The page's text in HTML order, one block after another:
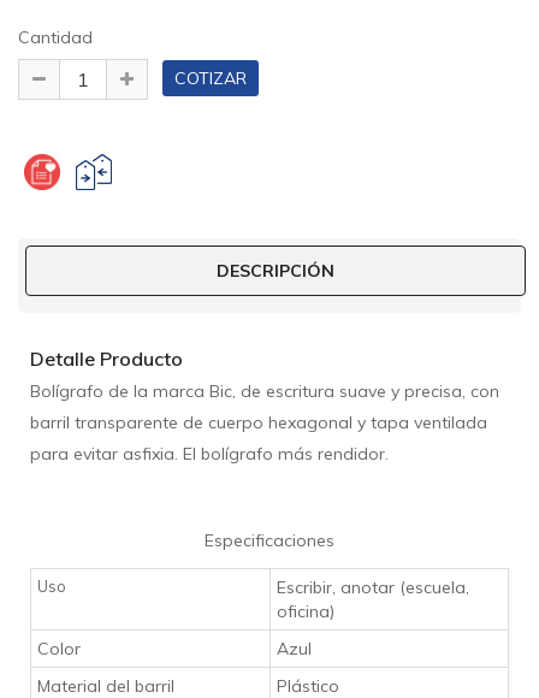
Cantidad
DESCRIPCIÓN
Detalle Producto
Bolígrafo de la marca Bic, de escritura suave y precisa, con
barril transparente de cuerpo hexagonal y tapa ventilada
para evitar asfixia. El bolígrafo más rendidor.
Especificaciones
Uso
Escribir, anotar (escuela,
oficina)
Color
Azul
Material del barril
Plástico